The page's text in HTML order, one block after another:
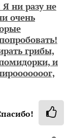
ни разу не
очень
грибы,
и